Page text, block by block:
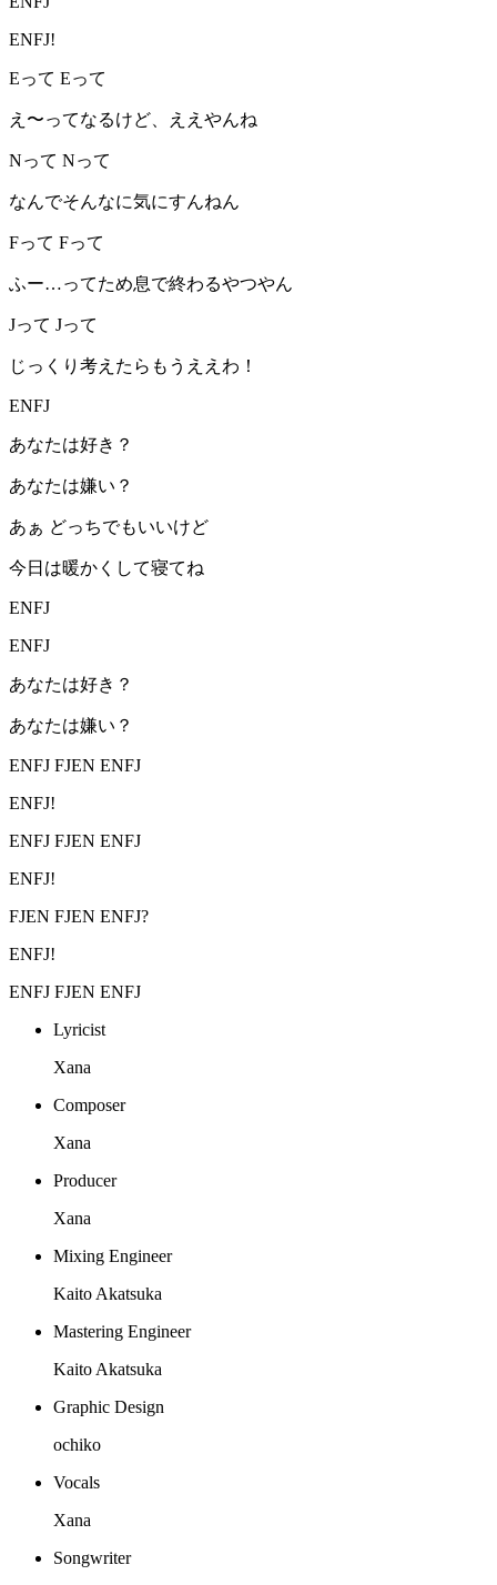
ENFJ!
Eって Eって
え〜ってなるけど、ええやんね
Nって Nって
なんでそんなに気にすんねん
Fって Fって
ふー…ってため息で終わるやつやん
Jって Jって
じっくり考えたらもうええわ！
ENFJ
あなたは好き？
あなたは嫌い？
あぁ どっちでもいいけど
今日は暖かくして寝てね
ENFJ
ENFJ
あなたは好き？
あなたは嫌い？
ENFJ FJEN ENFJ
ENFJ!
ENFJ FJEN ENFJ
ENFJ!
FJEN FJEN ENFJ?
ENFJ!
ENFJ FJEN ENFJ
Lyricist
Xana
Composer
Xana
Producer
Xana
Mixing Engineer
Kaito Akatsuka
Mastering Engineer
Kaito Akatsuka
Graphic Design
ochiko
Vocals
Xana
Songwriter